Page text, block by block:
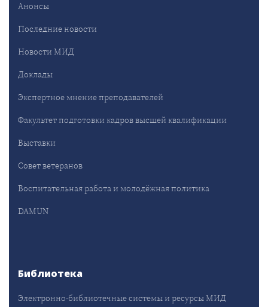
Анонсы
Последние новости
Новости МИД
Доклады
Экспертное мнение преподавателей
Факультет подготовки кадров высшей квалификации
Выставки
Совет ветеранов
Воспитательная работа и молодёжная политика
DAMUN
Библиотека
Электронно-библиотечные системы и ресурсы МИД